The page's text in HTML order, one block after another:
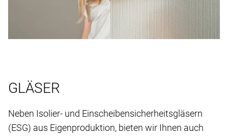
GLÄSER
Neben Isolier- und Einscheibensicherheitsgläsern
(ESG) aus Eigenproduktion, bieten wir Ihnen auch